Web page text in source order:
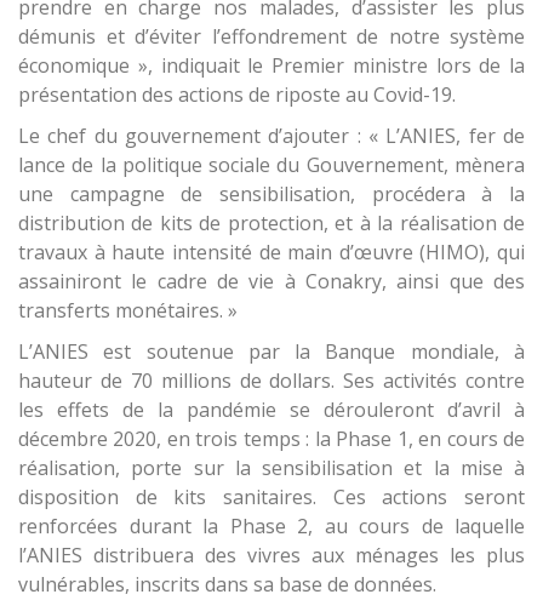
prendre en charge nos malades, d’assister les plus
démunis et d’éviter l’effondrement de notre système
économique », indiquait le Premier ministre lors de la
présentation des actions de riposte au Covid-19.
Le chef du gouvernement d’ajouter : « L’ANIES, fer de
lance de la politique sociale du Gouvernement, mènera
une campagne de sensibilisation, procédera à la
distribution de kits de protection, et à la réalisation de
travaux à haute intensité de main d’œuvre (HIMO), qui
assainiront le cadre de vie à Conakry, ainsi que des
transferts monétaires. »
L’ANIES est soutenue par la Banque mondiale, à
hauteur de 70 millions de dollars. Ses activités contre
les effets de la pandémie se dérouleront d’avril à
décembre 2020, en trois temps : la Phase 1, en cours de
réalisation, porte sur la sensibilisation et la mise à
disposition de kits sanitaires. Ces actions seront
renforcées durant la Phase 2, au cours de laquelle
l’ANIES distribuera des vivres aux ménages les plus
vulnérables, inscrits dans sa base de données.